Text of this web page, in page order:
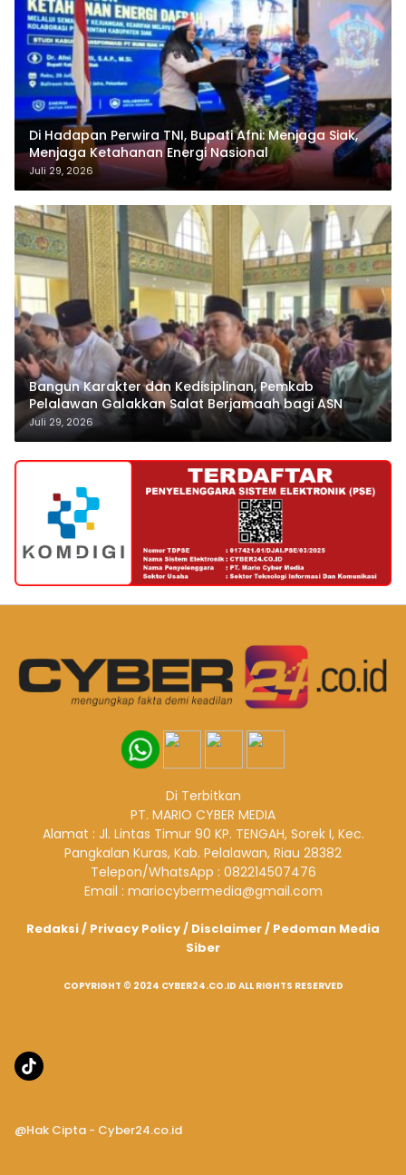
Di Hadapan Perwira TNI, Bupati Afni: Menjaga Siak,
Menjaga Ketahanan Energi Nasional
Juli 29, 2026
Bangun Karakter dan Kedisiplinan, Pemkab
Pelalawan Galakkan Salat Berjamaah bagi ASN
Juli 29, 2026
Di Terbitkan
PT. MARIO CYBER MEDIA
Alamat : Jl. Lintas Timur 90 KP. TENGAH, Sorek I, Kec.
Pangkalan Kuras, Kab. Pelalawan, Riau 28382
Telepon/WhatsApp : 082214507476
Email : mariocybermedia@gmail.com
Redaksi/ Privacy Policy/ Disclaimer/ Pedoman Media
Siber
COPYRIGHT © 2024 CYBER24.CO.ID ALL RIGHTS RESERVED
@Hak Cipta - Cyber24.co.id